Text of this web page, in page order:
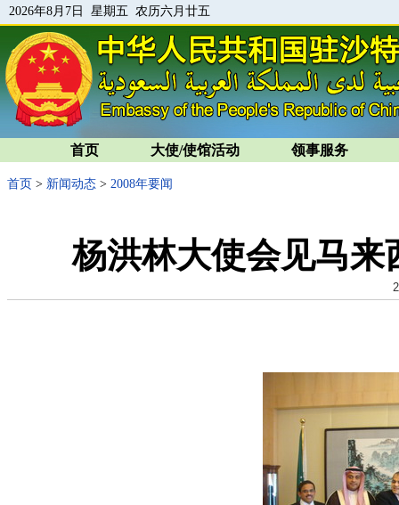
2026年8月7日 星期五 农历六月廿五
首页 大使/使馆活动 领事服务
首页 > 新闻动态 > 2008年要闻
杨洪林大使会见马来